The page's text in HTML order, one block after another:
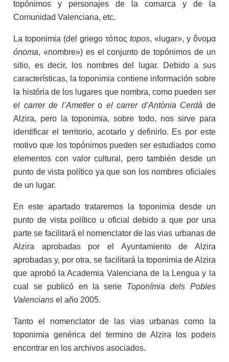
topónimos y personajes de la comarca y de la
Comunidad Valenciana, etc.
La toponimia (del griego τόπος topos, «lugar», y ὄνομα
ónoma, «nombre») es el conjunto de topónimos de un
sitio, es decir, los nombres del lugar. Debido a sus
características, la toponimia contiene información sobre
la história de los lugares que nombra, como pueden ser
el carrer de l’Ametlero el carrer d’Antònia Cerdà de
Alzira, pero la toponimia, sobre todo, nos sirve para
identificar el territorio, acotarlo y definirlo. Es por este
motivo que los topónimos pueden ser estudiados como
elementos con valor cultural, pero también desde un
punto de vista político ya que son los nombres oficiales
de un lugar.
En este apartado trataremos la toponimia desde un
punto de vista político u oficial debido a que por una
parte se facilitará el nomenclator de las vias urbanas de
Alzira aprobadas por el Ayuntamiento de Alzira
aprobadas y, por otra, se facilitará la toponimia de Alzira
que aprobó la Academia Valenciana de la Lengua y la
cual se publicó en la serie Toponímia dels Pobles
Valencians el año 2005.
Tanto el nomenclator de las vias urbanas como la
toponimia genérica del termino de Alzira los podeis
encontrar en los archivos asociados.